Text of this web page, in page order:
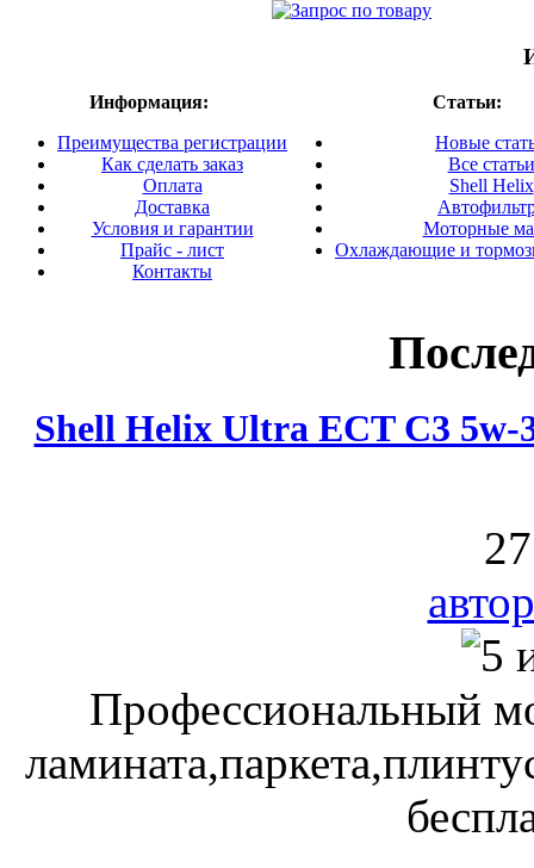
Информация:
Преимущества регистрации
Как сделать заказ
Оплата
Доставка
Условия и гарантии
Прайс - лист
Контакты
Статьи:
Новые
Все статьи
Shell Helix
Моторные
Охлаждающие и
Shell Helix Ultra ECT C3 5w-
Профессиональный